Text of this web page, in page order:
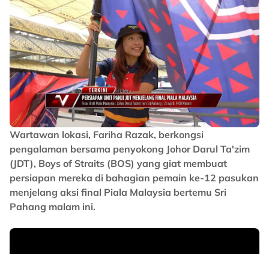
Wartawan lokasi, Fariha Razak, berkongsi
pengalaman bersama penyokong Johor Darul Ta'zim
(JDT), Boys of Straits (BOS) yang giat membuat
persiapan mereka di bahagian pemain ke-12 pasukan
menjelang aksi final Piala Malaysia bertemu Sri
Pahang malam ini.